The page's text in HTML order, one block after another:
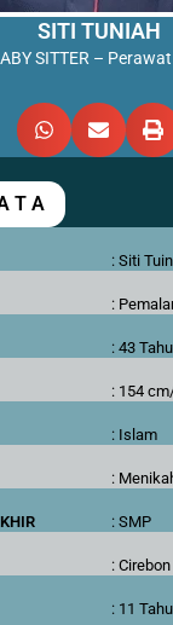
SITI TUNIAH
SITTER –
T A
: Siti
:
: 43
: 154
: Islam
:
: SMP
: Cirebon
: 11